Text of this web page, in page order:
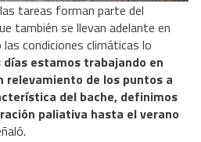
tareas forman parte del
también se llevan adelante en
condiciones climáticas lo
días estamos trabajando en
relevamiento de los puntos a
del bache, definimos
paliativa hasta el verano